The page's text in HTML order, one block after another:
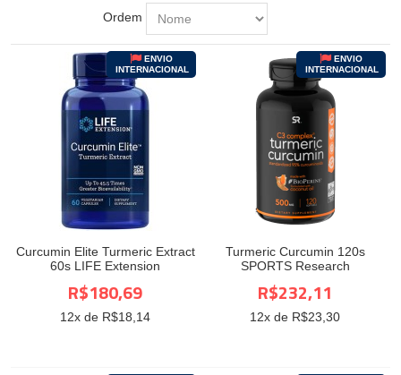
Ordem
Curcumin Elite Turmeric Extract
60s LIFE Extension
ENVIO
INTERNACIONAL
R$180,69
12x de R$18,14
Turmeric Curcumin 120s
SPORTS Research
ENVIO
INTERNACIONAL
R$232,11
12x de R$23,30